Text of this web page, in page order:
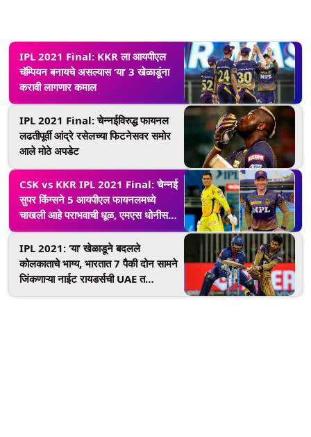
IPL 2021 Final: KKR ला आयपीएल
चॅम्पियन बनायचे असल्यास ‘या’ 3 खेळाडूंना
करावी लागणार कमाल
IPL 2021 Final: चेन्नईविरुद्ध फायनल
लढतीपूर्वी आंद्रे रसेलच्या फिटनेसवर समोर
आले मोठे अपडेट
CSK vs KKR IPL 2021 Final: चेन्नई
सुपर किंग्सने 5 आयपीएल फायनलमध्ये
चाखली आहे पराभवाची धूळ, एमएस धोनीसमोर
कठीण आव्हान
IPL 2021: ‘या’ खेळाडूने बदलले
कोलकाताचे भाग्य, भारतात 7 पैकी दोन सामने
जिंकणाऱ्या नाईट रायडर्सची UAE त